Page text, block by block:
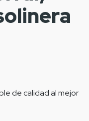
de calidad al mejor